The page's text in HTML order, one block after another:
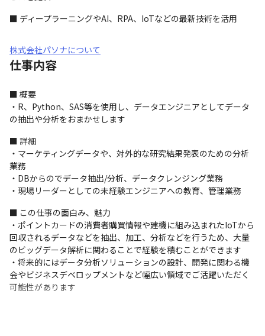
■ ディープラーニングやAI、RPA、IoTなどの最新技術を活用
株式会社パソナについて
仕事内容
■ 概要
・R、Python、SAS等を使用し、データエンジニアとしてデータ
の抽出や分析をおまかせします
■ 詳細
・マーケティングデータや、対外的な研究結果発表のための分析
業務
・DBからのでデータ抽出/分析、データクレンジング業務
・現場リーダーとしての未経験エンジニアへの教育、管理業務
■ この仕事の面白み、魅力
・ポイントカードの消費者購買情報や建機に組み込まれたIoTから
回収されるデータなどを抽出、加工、分析などを行うため、大量
のビッグデータ解析に関わることで経験を積むことができます
・将来的にはデータ分析ソリューションの設計、開発に関わる機
会やビジネスデベロップメントなど幅広い領域でご活躍いただく
可能性があります